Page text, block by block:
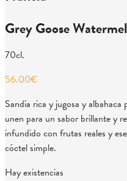
Grey Goose
70cl.
56.00€
Sandía rica y jugosa y
unen para un sabor brillante y
infundido con frutas reales y
cóctel simple.
Hay existencias